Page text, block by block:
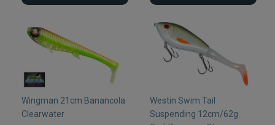
Wingman 21cm Banancola
Clearwater
Westin Swim Tail
Suspending 12cm/62g